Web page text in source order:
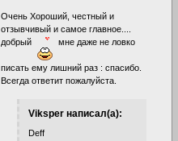
Очень Хороший, честный и
отзывчивый и самое главное....
добрый
мне даже не ловко
писать ему лишний раз : спасибо.
Всегда ответит пожалуйста.
Viksper написал(а):
Deff